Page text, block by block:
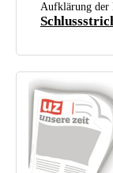
Aufklärung der